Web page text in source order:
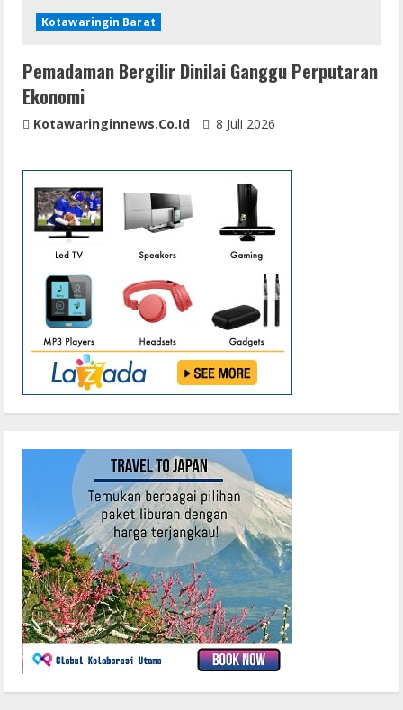
Kotawaringin Barat
Pemadaman Bergilir Dinilai Ganggu Perputaran
Ekonomi
Kotawaringinnews.co.id 8 Juli 2026